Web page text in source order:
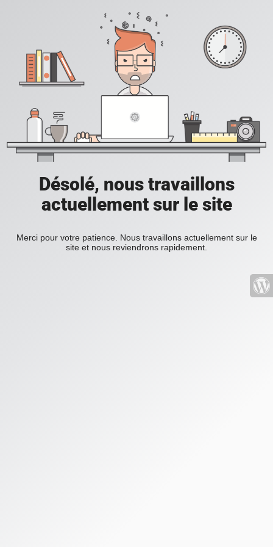
Désolé, nous travaillons
actuellement sur le site
Merci pour votre patience. Nous travaillons actuellement sur le
site et nous reviendrons rapidement.